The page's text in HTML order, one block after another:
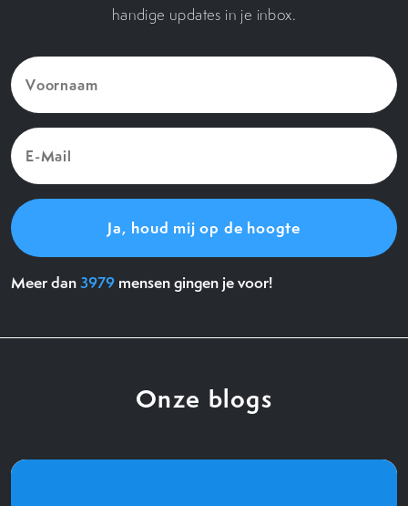
handige updates in je inbox.
Voornaam
(Vereist)
E-
Mail
(Vereist)
Meer dan3979 mensen gingen je voor!
Onze blogs